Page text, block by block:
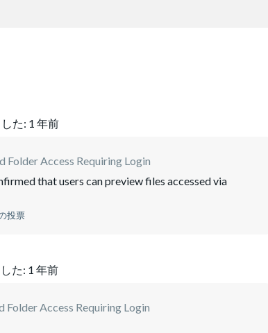
た: 1 年前
Folder Access Requiring Login
that users can preview files accessed via
投票
た: 1 年前
Folder Access Requiring Login